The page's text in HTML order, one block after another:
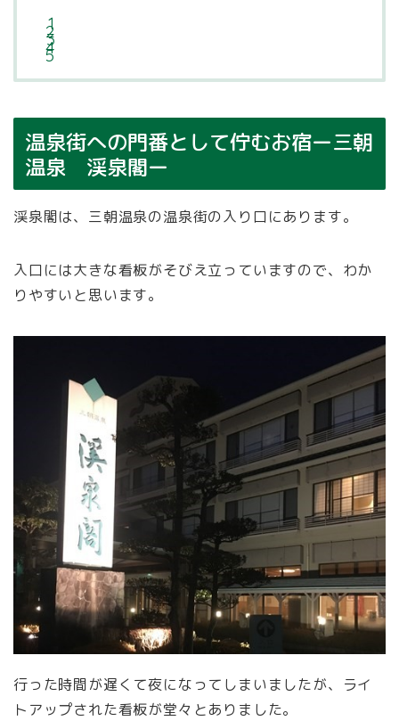
温泉街への門番として佇むお宿ー三朝
温泉 渓泉閣ー
渓泉閣は、三朝温泉の温泉街の入り口にあります。
入口には大きな看板がそびえ立っていますので、わか
りやすいと思います。
行った時間が遅くて夜になってしまいましたが、ライ
トアップされた看板が堂々とありました。